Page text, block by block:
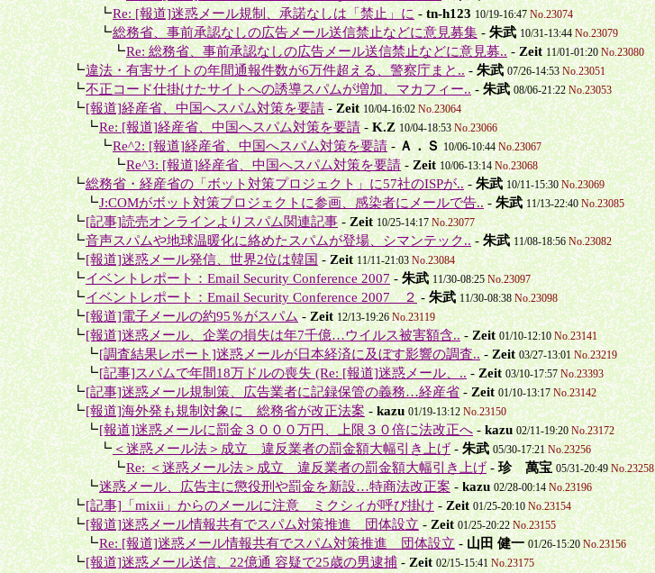
＋＋＋┗Re: [報道]迷惑メール規制、承諾なしは「禁止」に-tn-h123 10/19-16:47No.23074
＋＋＋┗総務省、事前承認なしの広告メール送信禁止などに意見募集-朱武 10/31-13:44No.23079
＋＋＋＋┗Re: 総務省、事前承認なしの広告メール送信禁止などに意見募..-Zeit 11/01-01:20No.23080
＋┗違法・有害サイトの年間通報件数が6万件超える、警察庁まと..-朱武 07/26-14:53No.23051
＋┗不正コード仕掛けたサイトへの誘導スパムが増加、マカフィー..-朱武 08/06-21:22No.23053
＋┗[報道]経産省、中国へスパム対策を要請-Zeit 10/04-16:02No.23064
＋＋┗Re: [報道]経産省、中国へスパム対策を要請-K.Z 10/04-18:53 No.23066
＋＋＋┗Re^2: [報道]経産省、中国へスパム対策を要請-Ａ．Ｓ 10/06-10:44No.23067
＋＋＋＋┗Re^3: [報道]経産省、中国へスパム対策を要請-Zeit 10/06-13:14No.23068
＋┗総務省・経産省の「ボット対策プロジェクト」に57社のISPが..-朱武 10/11-15:30No.23069
＋＋┗J:COMがボット対策プロジェクトに参画、感染者にメールで告..-朱武 11/13-22:40No.23085
＋┗[記事]読売オンラインよりスパム関連記事-Zeit 10/25-14:17No.23077
＋┗音声スパムや地球温暖化に絡めたスパムが登場、シマンテック..-朱武 11/08-18:56No.23082
＋┗[報道]迷惑メール発信、世界2位は韓国-Zeit 11/11-21:03No.23084
＋┗イベントレポート：Email Security Conference 2007-朱武 11/30-08:25No.23097
＋┗イベントレポート：Email Security Conference 2007 ２-朱武 11/30-08:38No.23098
＋┗[報道]電子メールの約95％がスパム-Zeit 12/13-19:26No.23119
＋┗[報道]迷惑メール、企業の損失は年7千億…ウイルス被害額含..-Zeit 01/10-12:10No.23141
＋＋┗[調査結果レポート]迷惑メールが日本経済に及ぼす影響の調査..-Zeit 03/27-13:01No.23219
＋＋┗[記事]スパムで年間18万ドルの喪失 (Re: [報道]迷惑メール、..-Zeit 03/10-17:57No.23393
＋┗[記事]迷惑メール規制策、広告業者に記録保管の義務…経産省-Zeit 01/10-13:17No.23142
＋┗[報道]海外発も規制対象に 総務省が改正法案-kazu 01/19-13:12No.23150
＋＋┗[報道]迷惑メールに罰金３０００万円、上限３０倍に法改正へ-kazu 02/11-19:20No.23172
＋＋＋┗＜迷惑メール法＞成立 違反業者の罰金額大幅引き上げ-朱武 05/30-17:21No.23256
＋＋＋＋┗Re: ＜迷惑メール法＞成立 違反業者の罰金額大幅引き上げ-珍 萬宝 05/31-20:49No.23258
＋＋┗迷惑メール、広告主に懲役刑や罰金を新設…特商法改正案-kazu 02/28-00:14No.23196
＋┗[記事]「mixii」からのメールに注意 ミクシィが呼び掛け-Zeit 01/25-20:10No.23154
＋┗[報道]迷惑メール情報共有でスパム対策推進 団体設立-Zeit 01/25-20:22No.23155
＋＋┗Re: [報道]迷惑メール情報共有でスパム対策推進 団体設立-山田 健一 01/26-15:20No.23156
＋┗[報道]迷惑メール送信、22億通 容疑で25歳の男逮捕-Zeit 02/15-15:41No.23175